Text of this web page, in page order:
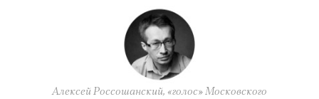
Алексей Россошанский, «голос» Московского